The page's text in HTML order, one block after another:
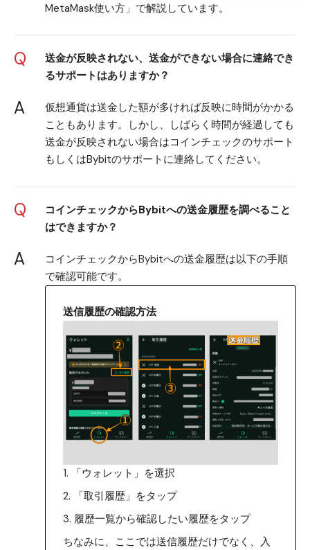
MetaMask使い方」で解説しています。
Q
送金が反映されない、送金ができない場合に連絡でき
るサポートはありますか？
A
仮想通貨は送金した額が多ければ反映に時間がかかる
こともあります。しかし、しばらく時間が経過しても
送金が反映されない場合はコインチェックのサポート
もしくはBybitのサポート に連絡してください。
Q
コインチェックからBybitへの送金履歴を調べること
はできますか？
A
コインチェックからBybitへの送金履歴は以下の手順
で確認可能です。
送信履歴の確認方法
「ウォレット」を選択
「取引履歴」をタップ
履歴一覧から確認したい履歴をタップ
ちなみに、ここでは送信履歴だけでなく、入